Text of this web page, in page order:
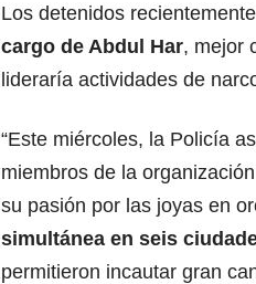
Los detenidos recientemente
cargo de Abdul Har, mejor
lideraría actividades de
“Este miércoles, la Policía
miembros de la
su pasión por las joyas en
simultánea en seis
permitieron incautar gran